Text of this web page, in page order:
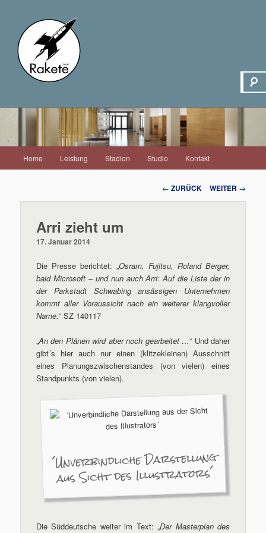
Zum
Home Leistung Stadion Studio Kontakt
Beitrags-
Navigation
← ZURÜCK WEITER →
Arri zieht um
17. Januar 2014
Die Presse berichtet: „Osram, Fujitsu, Roland Berger,
bald Microsoft – und nun auch Arri: Auf die Liste der in
der Parkstadt Schwabing ansässigen Unternehmen
kommt aller Voraussicht nach ein weiterer klangvoller
Name.“ SZ 140117
„An den Plänen wird aber noch gearbeitet …“ Und daher
gibt´s hier auch nur einen (klitzekleinen) Ausschnitt
eines Planungszwischenstandes (von vielen) eines
Standpunkts (von vielen).
´Unverbindliche Darstellung
aus Sicht des Illustrators´
Die Süddeutsche weiter im Text: „Der Masterplan des